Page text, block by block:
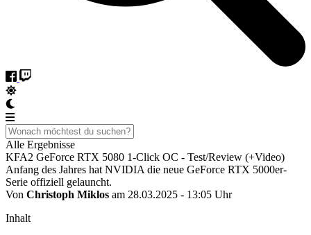
Alle Ergebnisse
KFA2 GeForce RTX 5080 1-Click OC - Test/Review (+Video)
Anfang des Jahres hat NVIDIA die neue GeForce RTX 5000er-
Serie offiziell gelauncht.
Von Christoph Miklos am 28.03.2025 - 13:05 Uhr
Inhalt